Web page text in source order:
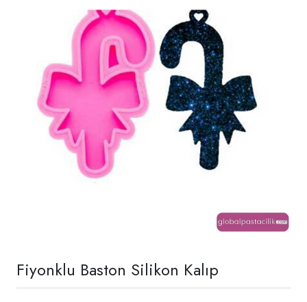
Fiyonklu Baston Silikon Kalıp